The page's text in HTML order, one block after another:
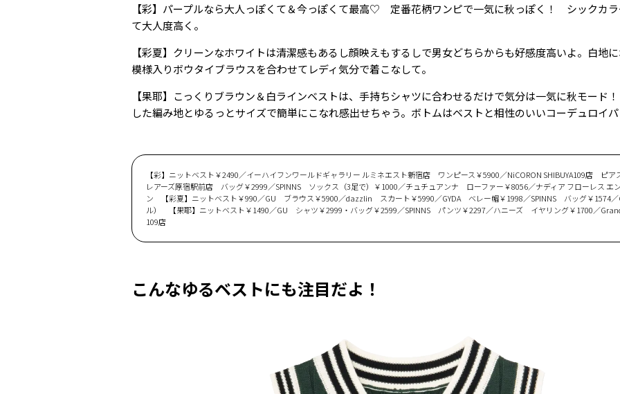
【彩】パープルなら大人っぽくて＆今っぽくて最高♡ 定番花柄ワンピで一気に秋っぽく！ シックカ
て大人度高く。
【彩夏】クリーンなホワイトは清潔感もあるし顔映えもするしで男女どちらからも好感度高いよ。白地
模様入りボウタイブラウスを合わせてレディ気分で着こなして。
【果耶】こっくりブラウン＆白ラインベストは、手持ちシャツに合わせるだけで気分は一気に秋モード
した編み地とゆるっとサイズで簡単にこなれ感出せちゃう。ボトムはベストと相性のいいコーデュロイ
【彩】ニットベスト￥2490／イーハイフンワールドギャラリー ルミネエスト新宿店 ワンピース￥5900／NiCORON SHIBUYA109店 ピア
レアーズ原宿駅前店 バッグ￥2999／SPINNS ソックス（3足で）￥1000／チュチュアンナ ローファー￥8056／ナディア フローレス エ
ン 【彩夏】ニットベスト￥990／GU ブラウス￥5900／dazzlin スカート￥5990／GYDA ベレー帽￥1998／SPINNS バッグ￥1574／
ル） 【果耶】ニットベスト￥1490／GU シャツ￥2999・バッグ￥2599／SPINNS パンツ￥2297／ハニーズ イヤリング￥1700／
109店
こんなゆるベストにも注目だよ！